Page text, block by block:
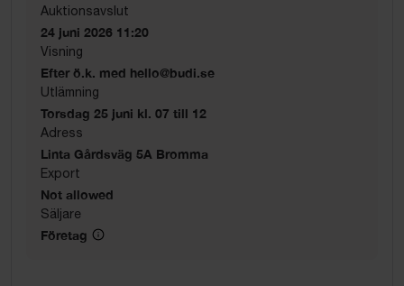
Auktionsavslut
24 juni 2026 11:20
Visning
Efter ö.k. med hello@budi.se
Utlämning
Torsdag 25 juni kl. 07 till 12
Adress
Linta Gårdsväg 5A Bromma
Export
Not allowed
Säljare
Företag